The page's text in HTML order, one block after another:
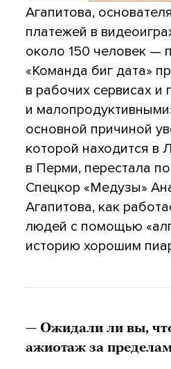
Агапитова,
платежей в
около 150 человек —
«Команда биг дата»
в рабочих сервисах и
и
основной причиной
которой находится в
в Перми, перестала
Спецкор «Медузы»
Агапитова, как
людей с помощью
историю хорошим
— Ожидали ли вы,
ажиотаж за